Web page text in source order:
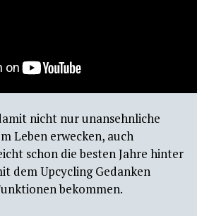
nicht nur unansehnliche
Leben erwecken, auch
schon die besten Jahre hinter
dem Upcycling Gedanken
bekommen.